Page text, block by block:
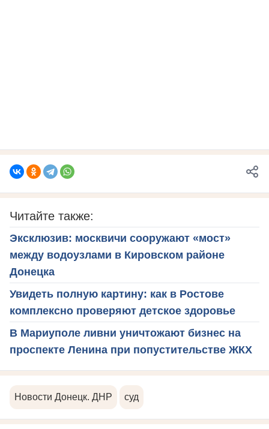
Читайте также:
Эксклюзив: москвичи сооружают «мост»
между водоузлами в Кировском районе
Донецка
Увидеть полную картину: как в Ростове
комплексно проверяют детское здоровье
В Мариуполе ливни уничтожают бизнес на
проспекте Ленина при попустительстве ЖКХ
Новости Донецк. ДНР суд